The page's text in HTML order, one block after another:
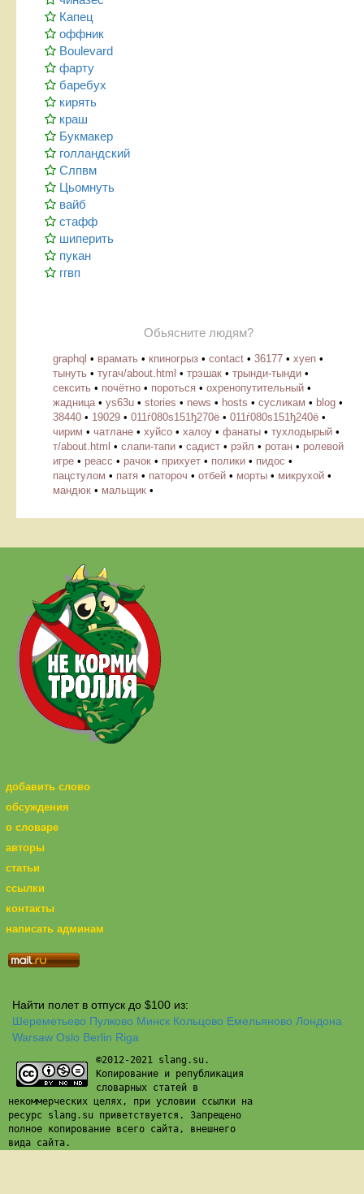
Капец
оффник
Boulevard
фарту
баребух
кирять
краш
Букмакер
голландский
Слпвм
Цьомнуть
вайб
стафф
шиперить
пукан
ггвп
Обьясните людям?
graphql • врамать • кпиногрыз • contact • 36177 • хуеп •
тынуть • тугач/about.html • трэшак • трынди-тынди •
сексить • почётно • пороться • охренопутительный •
жадница • ys63u • stories • news • hosts • cусликам • blog •
38440 • 19029 • 011ѓ080ѕ151ђ270ё • 011ѓ080ѕ151ђ240ё •
чирим • чатлане • хуйсо • халоу • фанаты • тухлодырый •
т/about.html • слапи-тапи • садист • рэйл • ротан • ролевой
игре • реасс • рачок • прихует • полики • пидос •
пацстулом • патя • патороч • отбей • морты • микрухой •
мандюк • мальщик •
добавить слово
обсуждения
о словаре
авторы
статьи
ссылки
контакты
написать админам
Найти полет в отпуск до $100 из:
Шереметьево Пулково Минск Кольцово Емельяново Лондона
Warsaw Oslo Berlin Riga
©2012-2021 slang.su.
Копирование и републикация
словарных статей в
некоммерческих целях, при условии ссылки на
ресурс slang.su приветствуется. Запрещено
полное копирование всего сайта, внешнего
вида сайта.